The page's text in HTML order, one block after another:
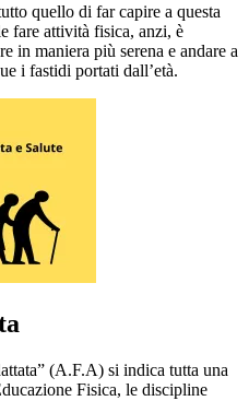
quello di far capire a questa
fare attività fisica, anzi, è
in maniera più serena e andare a
i fastidi portati dall’età.
(A.F.A) si indica tutta una
Fisica, le discipline